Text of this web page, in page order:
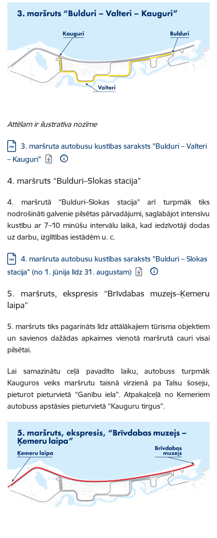
Attēlam ir ilustratīva nozīme
Lejupielādēt:
3. maršruta autobusu kustības saraksts "Bulduri – Valteri
– Kauguri"
4. maršruts “Bulduri–Slokas stacija”
4. maršrutā “Bulduri–Slokas stacija” arī turpmāk tiks
nodrošināti galvenie pilsētas pārvadājumi, saglabājot intensīvu
kustību ar 7–10 minūšu intervālu laikā, kad iedzīvotāji dodas
uz darbu, izglītības iestādēm u. c.
Lejupielādēt:
4. maršruta autobusu kustības saraksts "Bulduri – Slokas
stacija" (no 1. jūnija līdz 31. augustam)
5. maršruts, ekspresis “Brīvdabas muzejs–Ķemeru
laipa”
5. maršruts tiks pagarināts līdz attālākajiem tūrisma objektiem
un savienos dažādas apkaimes vienotā maršrutā cauri visai
pilsētai.
Lai samazinātu ceļā pavadīto laiku, autobuss turpmāk
Kauguros veiks maršrutu taisnā virzienā pa Talsu šoseju,
pieturot pieturvietā “Ganību iela”. Atpakaļceļā no Ķemeriem
autobuss apstāsies pieturvietā “Kauguru tirgus”.